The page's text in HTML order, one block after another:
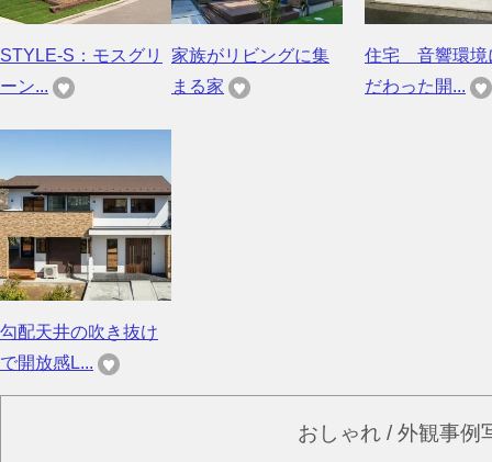
STYLE-S：モスグリ
ーン...
家族がリビングに集
まる家
住宅 音響環境
だわった開...
勾配天井の吹き抜け
で開放感L...
おしゃれ / 外観事例